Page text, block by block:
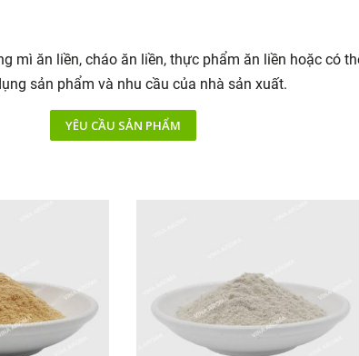
ăn liền, cháo ăn liền, thực phẩm ăn liền hoặc có
sản phẩm và nhu cầu của nhà sản xuất.
YÊU CẦU SẢN PHẨM